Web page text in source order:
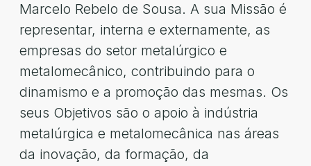
Marcelo Rebelo de Sousa. A sua Missão é
representar, interna e externamente, as
empresas do setor metalúrgico e
metalomecânico, contribuindo para o
dinamismo e a promoção das mesmas. Os
seus Objetivos são o apoio à indústria
metalúrgica e metalomecânica nas áreas
da inovação, da formação, da